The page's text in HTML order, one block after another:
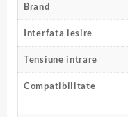
Brand
Interfata iesire
Tensiune intrare
Compatibilitate